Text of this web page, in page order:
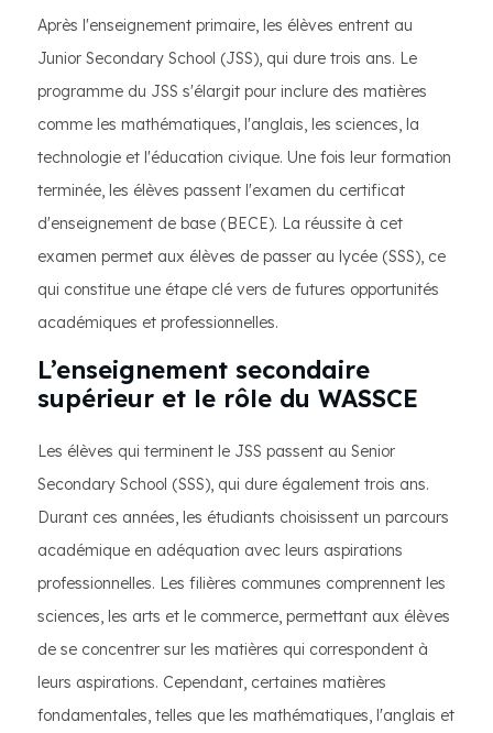
Après l'enseignement primaire, les élèves entrent au
Junior Secondary School (JSS), qui dure trois ans. Le
programme du JSS s'élargit pour inclure des matières
comme les mathématiques, l'anglais, les sciences, la
technologie et l'éducation civique. Une fois leur formation
terminée, les élèves passent l'examen du certificat
d'enseignement de base (BECE). La réussite à cet
examen permet aux élèves de passer au lycée (SSS), ce
qui constitue une étape clé vers de futures opportunités
académiques et professionnelles.
L’enseignement secondaire
supérieur et le rôle du WASSCE
Les élèves qui terminent le JSS passent au Senior
Secondary School (SSS), qui dure également trois ans.
Durant ces années, les étudiants choisissent un parcours
académique en adéquation avec leurs aspirations
professionnelles. Les filières communes comprennent les
sciences, les arts et le commerce, permettant aux élèves
de se concentrer sur les matières qui correspondent à
leurs aspirations. Cependant, certaines matières
fondamentales, telles que les mathématiques, l'anglais et